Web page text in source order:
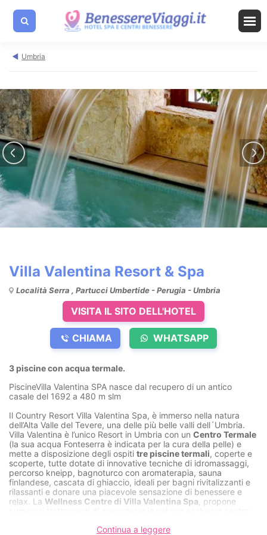
Umbria
Villa Valentina Resort & Spa
Località Serra , Partucci Umbertide - Perugia - Umbria
VISITA IL SITO DELL'HOTEL
CHIAMA WHATSAPP
3 piscine con acqua termale.
PiscineVilla Valentina SPA nasce dal recupero di un antico
casale del 1692 a 480 m slm
Il Country Resort Villa Valentina Spa, è immerso nella natura
dell’Alta Valle del Tevere, una delle più belle valli dell´Umbria.
Villa Valentina è l’unico Resort in Umbria con un Centro Termale
(la sua acqua Fonteserra è indicata per la cura della pelle) e
mette a disposizione degli ospiti tre piscine termali, coperte e
scoperte, tutte dotate di innovative tecniche di idromassaggi,
percorso kneipp, bagnoturco con aromaterapia, sauna
finlandese, cascata di ghiaccio, ideali per bagni rivitalizzanti e
rilassanti e donare una piacevole sensazione di benessere e
relax. La Wellness Centre di Villa Valentina Spa , propone
Continua a leggere